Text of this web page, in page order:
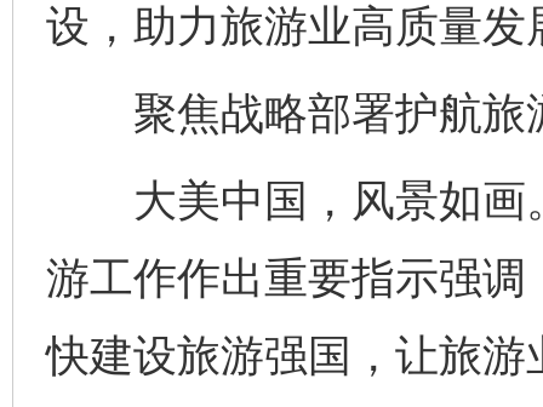
设，助力旅游业高质量发
聚焦战略部署护航旅
大美中国，风景如画
游工作作出重要指示强
快建设旅游强国，让旅